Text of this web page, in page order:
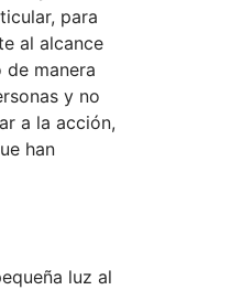
para
al alcance
manera
y no
a la acción,
han
luz al